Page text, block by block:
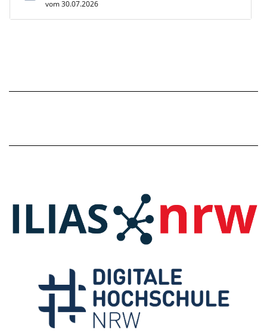
vom 30.07.2026